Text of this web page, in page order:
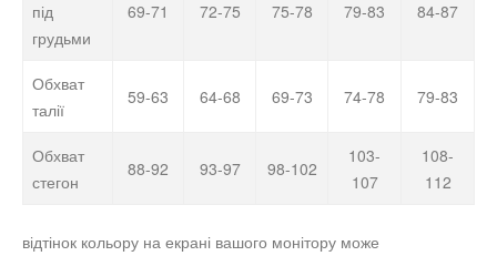
під
грудьми
69-71 72-75 75-78 79-83 84-87
Обхват
талії
59-63 64-68 69-73 74-78 79-83
Обхват
стегон
88-92 93-97 98-102
103-
107
108-
112
відтінок кольору на екрані вашого монітору може